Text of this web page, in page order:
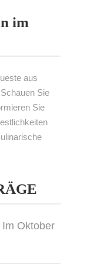
im
aus
Sie
Sie
Oktober